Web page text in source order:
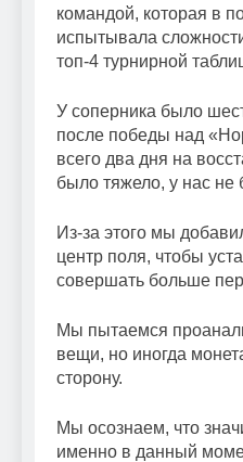
командой, которая в
испытывала
топ-4 турнирной
У соперника было
после победы над
всего два дня на
было тяжело, у нас не
Из-за этого мы
центр поля, чтобы
совершать больше
Мы пытаемся
вещи, но иногда
сторону.
Мы осознаем, что
именно в данный